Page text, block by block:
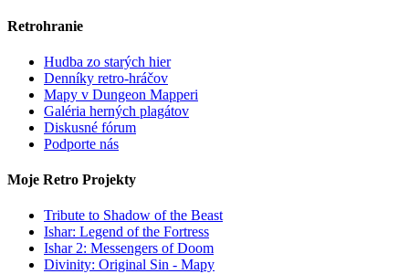
Retrohranie
Hudba zo starých hier
Denníky retro-hráčov
Mapy v Dungeon Mapperi
Galéria herných plagátov
Diskusné fórum
Podporte nás
Moje Retro Projekty
Tribute to Shadow of the Beast
Ishar: Legend of the Fortress
Ishar 2: Messengers of Doom
Divinity: Original Sin - Mapy